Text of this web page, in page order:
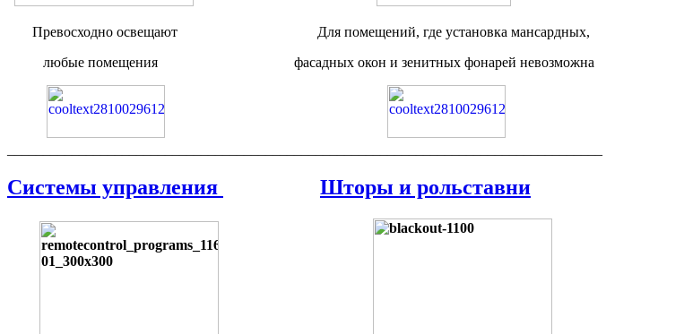
Превосходно освещают Для помещений, где установка мансардных,
любые помещения фасадных окон и зенитных фонарей невозможна
Системы управления Шторы и рольставни